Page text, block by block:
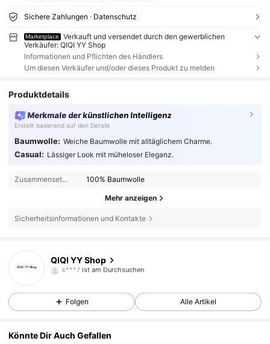
Sichere Zahlungen · Datenschutz
Marketplace
Verkauft und versendet durch den gewerblichen
Verkäufer: QIQI YY Shop
Informationen und Pflichten des Händlers
Um diesen Verkäufer und/oder dieses Produkt zu melden
Produktdetails
Merkmale der künstlichen Intelligenz
Erstellt basierend auf den Details
Baumwolle: Weiche Baumwolle mit alltäglichem Charme.
Casual: Lässiger Look mit müheloser Eleganz.
Zusammensetzung: 100% Baumwolle
Mehr anzeigen
Sicherheitsinformationen und Kontakte
QIQI YY Shop
k***7ist am Durchsuchen
4,62
4 Follower
4,62 4 Follower
4,62 4 Follower
Folgen Alle Artikel
Könnte Dir Auch Gefallen